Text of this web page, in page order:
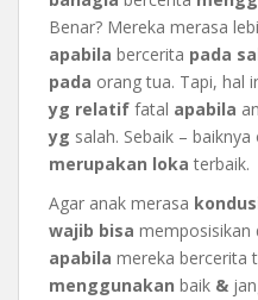
Benar? Mereka merasa
apabila bercerita pada
pada orang tua. Tapi, hal
yg relatif fatal apabila
yg salah. Sebaik – baiknya
merupakan loka terbaik.
Agar anak merasa
wajib bisa memposisikan
apabila mereka bercerita
menggunakan baik &